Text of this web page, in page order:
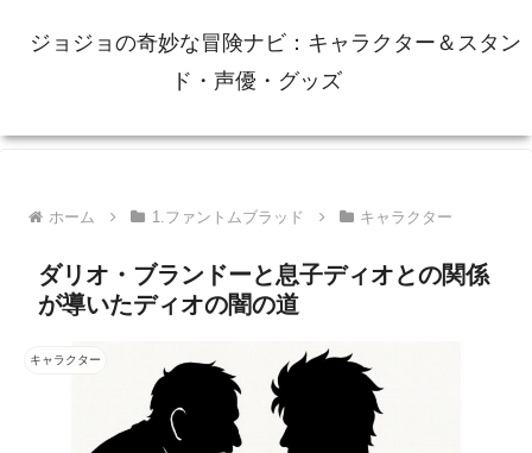
ジョジョの奇妙な冒険ナビ：キャラクター＆スタン
ド・声優・グッズ
ホーム 1.ファントムブラッド キャラクター
ダリオ・ブランドーと息子ディオとの関係
が導いたディオの闇の道
キャラクター